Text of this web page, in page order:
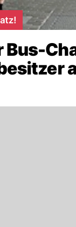
Bus-